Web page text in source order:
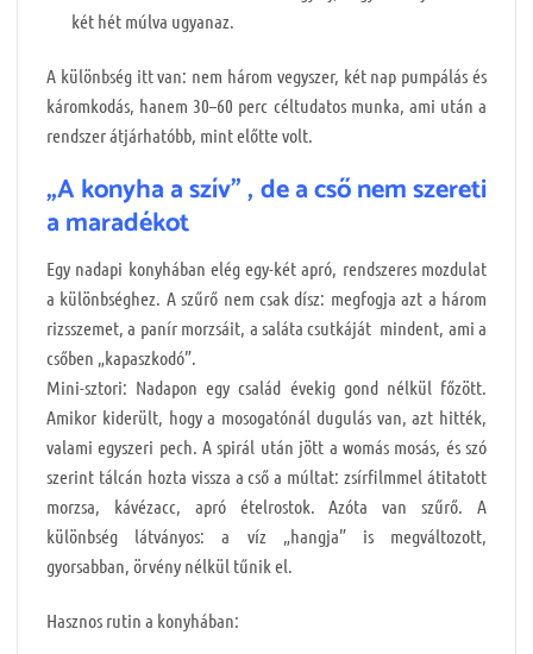
két hét múlva ugyanaz.
A különbség itt van: nem három vegyszer, két nap pumpálás és
káromkodás, hanem 30–60 perc céltudatos munka, ami után a
rendszer átjárhatóbb, mint előtte volt.
„A konyha a szív” , de a cső nem szereti
a maradékot
Egy nadapi konyhában elég egy-két apró, rendszeres mozdulat
a különbséghez. A szűrő nem csak dísz: megfogja azt a három
rizsszemet, a panír morzsáit, a saláta csutkáját mindent, ami a
csőben „kapaszkodó”.
Mini-sztori: Nadapon egy család évekig gond nélkül főzött.
Amikor kiderült, hogy a mosogatónál dugulás van, azt hitték,
valami egyszeri pech. A spirál után jött a womás mosás, és szó
szerint tálcán hozta vissza a cső a múltat: zsírfilmmel átitatott
morzsa, kávézacc, apró ételrostok. Azóta van szűrő. A
különbség látványos: a víz „hangja” is megváltozott,
gyorsabban, örvény nélkül tűnik el.
Hasznos rutin a konyhában: